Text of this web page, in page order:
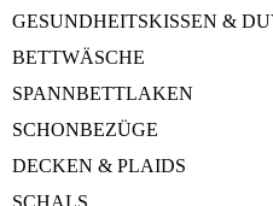
GESUNDHEITSKISSEN &
BETTWÄSCHE
SPANNBETTLAKEN
SCHONBEZÜGE
DECKEN & PLAIDS
MATERIAL
Startseite»Kissen»Bio-Daunen
Bio-Daunen